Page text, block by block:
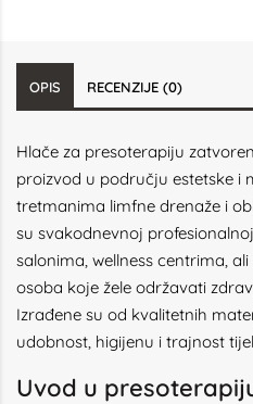
OPIS RECENZIJE (0)
Hlače za presoterapiju
proizvod u području estetske i
tretmanima limfne drenaže i
su svakodnevnoj
salonima, wellness centrima,
osoba koje žele održavati
Izrađene su od kvalitetnih
udobnost, higijenu i trajnost
Uvod u